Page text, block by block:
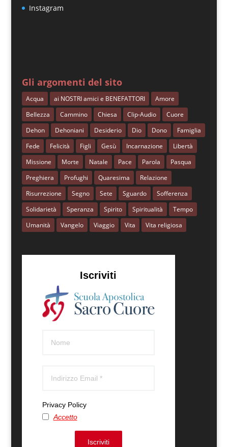
Instagram
Gli argomenti del sito
Acqua ai NOSTRI amici e BENEFATTORI
Amore
Bellezza
Cammino Chiesa Clip-Audio
Cuore
Dehon
Dehoniani Desiderio Dio Dono
Famiglia
Fede
Felicità Figli Gesù Incarnazione
Libertà
Missione
Morte Natale Pace Parola
Pasqua
Preghiera
Profughi Quaresima
Relazione
Risurrezione
Segno Sete Sguardo
Sofferenza
Solidarietà
Speranza Spirito Spiritualità
Tempo
Umanità
Vangelo Viaggio Vita Vita religiosa
Iscriviti
Privacy Policy
Accetto
Iscriviti